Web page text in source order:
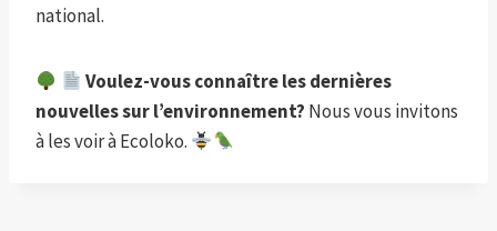
national.
Voulez-vous connaître les dernières
nouvelles sur l’environnement? Nous vous invitons
à les voir à Ecoloko.